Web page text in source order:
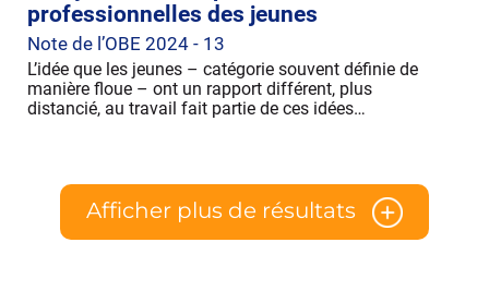
professionnelles des jeunes
Note de l’OBE 2024 - 13
L’idée que les jeunes – catégorie souvent définie de
manière floue – ont un rapport différent, plus
distancié, au travail fait partie de ces idées…
Afficher plus de résultats